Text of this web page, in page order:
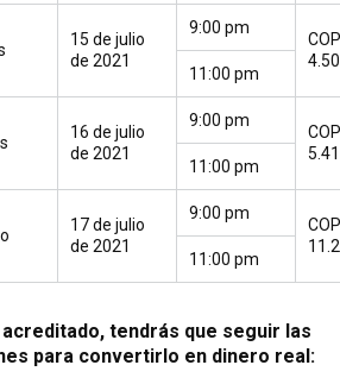
15 de julio
de 2021
9:00 pm
COP
11:00 pm
16 de julio
de 2021
9:00 pm
COP
11:00 pm
17 de julio
de 2021
9:00 pm
COP
11:00 pm
tendrás que seguir las
para convertirlo en dinero real: